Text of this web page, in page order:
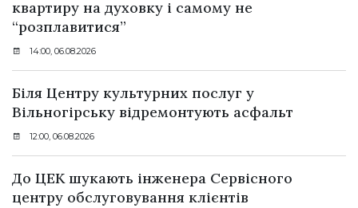
квартиру на духовку і самому не
“розплавитися”
14:00, 06.08.2026
Біля Центру культурних послуг у
Вільногірську відремонтують асфальт
12:00, 06.08.2026
До ЦЕК шукають інженера Сервісного
центру обслуговування клієнтів